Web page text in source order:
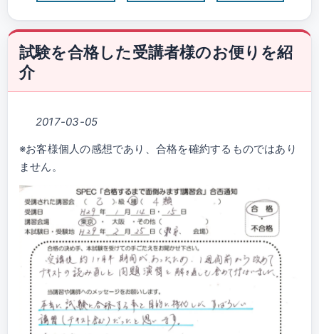
試験を合格した受講者様のお便りを紹
介
2017-03-05
※お客様個人の感想であり、合格を確約するものではあり
ません。